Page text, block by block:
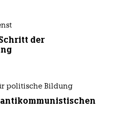
der
politische Bildung